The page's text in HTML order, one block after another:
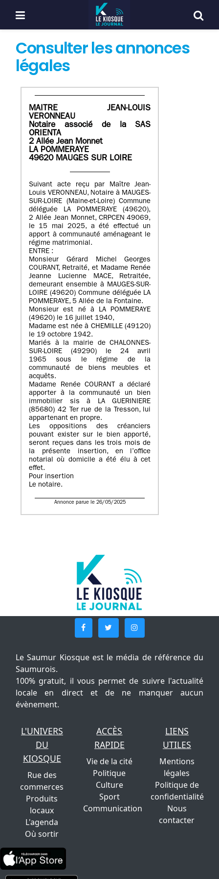
Consulter les annonces
légales
MAITRE JEAN-LOUIS
VERONNEAU
Notaire associé de la SAS
ORIENTA
2 Allée Jean Monnet
LA POMMERAYE
49620 MAUGES SUR LOIRE
Suivant acte reçu par Maître Jean-
Louis VERONNEAU, Notaire à MAUGES-
SUR-LOIRE (Maine-et-Loire) Commune
déléguée LA POMMERAYE (49620),
2 Allée Jean Monnet, CRPCEN 49069,
le 15 mai 2025, a été effectué un
apport à communauté aménageant le
régime matrimonial.
ENTRE :
Monsieur Gérard Michel Georges
COURANT, Retraité, et Madame Renée
Jeanne Lucienne MACE, Retraitée,
demeurant ensemble à MAUGES-SUR-
LOIRE (49620) Commune déléguée LA
POMMERAYE, 5 Allée de la Fontaine.
Monsieur est né à LA POMMERAYE
(49620) le 16 juillet 1940,
Madame est née à CHEMILLE (49120)
le 19 octobre 1942.
Mariés à la mairie de CHALONNES-
SUR-LOIRE (49290) le 24 avril
1965 sous le régime de la
communauté de biens meubles et
acquêts.
Madame Renée COURANT a déclaré
apporter à la communauté un bien
immobilier sis à LA GUERINIERE
(85680) 42 Ter rue de la Tresson, lui
appartenant en propre.
Les oppositions des créanciers
pouvant exister sur le bien apporté,
seront reçues dans les trois mois de
la présente insertion, en l’office
notarial où domicile a été élu à cet
effet.
Pour insertion
Le notaire.
Annonce parue le 26/05/2025
Le Saumur Kiosque est le média de référence du
Saumurois.
100% gratuit, il vous permet de suivre l'actualité
locale en direct et de ne manquer aucun
évènement.
L'UNIVERS
DU
KIOSQUE
Rue des
commerces
Produits
locaux
L'agenda
Où sortir
ACCÈS
RAPIDE
Vie de la cité
Politique
Culture
Sport
Communication
LIENS
UTILES
Mentions
légales
Politique de
confidentialité
Nous
contacter